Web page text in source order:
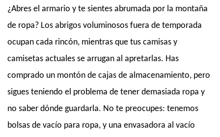
¿Abres el armario y te sientes abrumada por la montaña
de ropa? Los abrigos voluminosos fuera de temporada
ocupan cada rincón, mientras que tus camisas y
camisetas actuales se arrugan al apretarlas. Has
comprado un montón de cajas de almacenamiento, pero
sigues teniendo el problema de tener demasiada ropa y
no saber dónde guardarla. No te preocupes: tenemos
bolsas de vacío para ropa, y una envasadora al vacío